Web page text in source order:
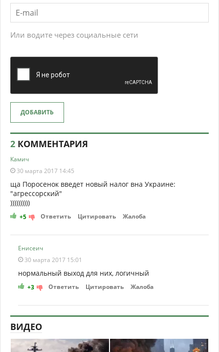
Или водите через социальные сети
ДОБАВИТЬ
2 КОММЕНТАРИЯ
Камич
30 марта 2017 14:45
ща Поросенок введет новый налог вна Украине:
"агрессорский"
))))))))))
+5 Ответить Цитировать Жалоба
Енисеич
30 марта 2017 15:01
нормальный выход для них, логичный
+3 Ответить Цитировать Жалоба
ВИДЕО